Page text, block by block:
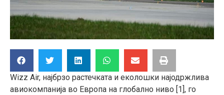
Wizz Air, најбрзо растечката и еколошки најодржлива
авиокомпанија во Европа на глобално ниво [1], го